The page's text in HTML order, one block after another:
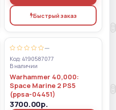
Быстрый заказ
—
Код: 4190587077
В наличии
Warhammer 40,000:
Space Marine 2 PS5
(ppsa-04451)
3700.00р.